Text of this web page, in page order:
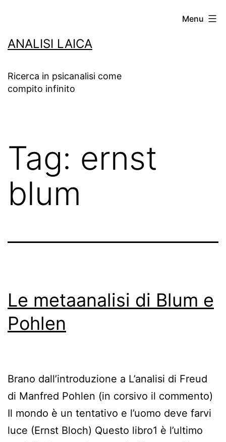
contenuto
ANALISI LAICA
Ricerca in psicanalisi come
compito infinito
Menu
Tag: ernst
blum
Le metaanalisi di Blum e
Pohlen
Brano dall’introduzione a L’analisi di Freud
di Manfred Pohlen (in corsivo il commento)
Il mondo è un tentativo e l’uomo deve farvi
luce (Ernst Bloch) Questo libro1 è l’ultimo